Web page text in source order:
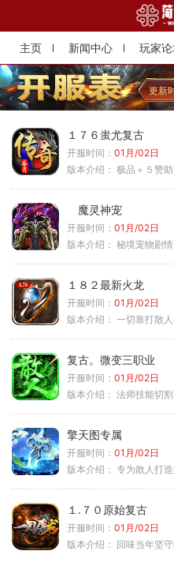
主页 新闻中心 玩家
更新
１７６蚩尤复古
开服时间： 01月/02日
版本介绍： 极品＋５赞
魔灵神宠
开服时间： 01月/02日
版本介绍： 秘境宠物剧
１８２最新火龙
开服时间： 01月/02日
版本介绍： 一切靠打散
复古。微变三职业
开服时间： 01月/02日
版本介绍： 法师技能切割，
擎天图专属
开服时间： 01月/02日
版本介绍： 专为散人打
１.７０原始复古
开服时间： 01月/02日
版本介绍： 回味当年坚守